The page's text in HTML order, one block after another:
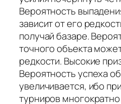
Вероятность
зависит от его
получай базаре.
точного объекта
редкости. Высокие
Вероятность успеха
увеличивается, ибо
турниров